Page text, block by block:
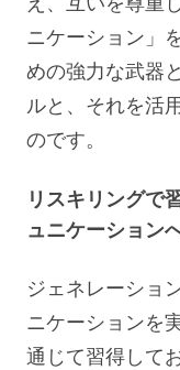
ニケーション」
めの強力な武器
ルと、それを活
のです。
リスキリングで
ュニケーション
ジェネレーショ
ニケーションを
通じて習得して